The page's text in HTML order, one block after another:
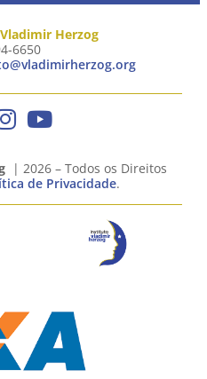
Herzog
6650
| 2026 – Todos os Direitos
de Privacidade.